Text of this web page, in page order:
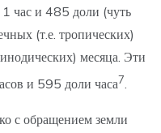
1 час и 485 доли (чуть
(т.е. тропических)
месяца. Эти
и 595 доли часа7.
с обращением земли